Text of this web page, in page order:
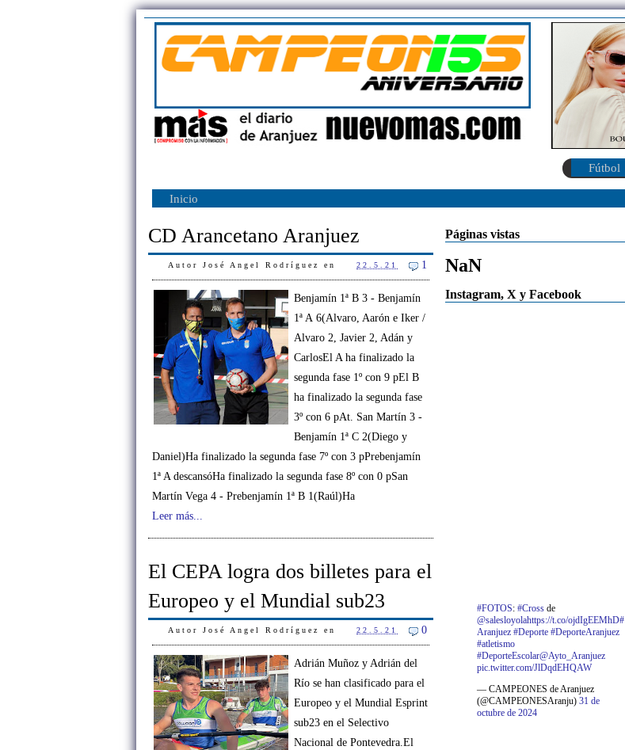
Fútbol
Inicio
CD Arancetano Aranjuez
Autor José Angel Rodríguez en 22.5.21 1
Benjamín 1ª B 3 - Benjamín
1ª A 6(Alvaro, Aarón e Iker /
Alvaro 2, Javier 2, Adán y
CarlosEl A ha finalizado la
segunda fase 1º con 9 pEl B
ha finalizado la segunda fase
3º con 6 pAt. San Martín 3 -
Benjamín 1ª C 2(Diego y
Daniel)Ha finalizado la segunda fase 7º con 3 pPrebenjamín
1ª A descansóHa finalizado la segunda fase 8º con 0 pSan
Martín Vega 4 - Prebenjamín 1ª B 1(Raúl)Ha
Leer más...
El CEPA logra dos billetes para el
Europeo y el Mundial sub23
Autor José Angel Rodríguez en 22.5.21 0
Adrián Muñoz y Adrián del
Río se han clasificado para el
Europeo y el Mundial Esprint
sub23 en el Selectivo
Nacional de Pontevedra.El
Páginas vistas
NaN
Instagram, X y Facebook
#FOTOS: #Cross de
@salesloyolahttps://t.co/ojdIgEEMhD#
Aranjuez #Deporte #DeporteAranjuez
#atletismo
#DeporteEscolar@Ayto_Aranjuez
pic.twitter.com/JlDqdEHQAW
— CAMPEONES de Aranjuez
(@CAMPEONESAranju) 31 de
octubre de 2024